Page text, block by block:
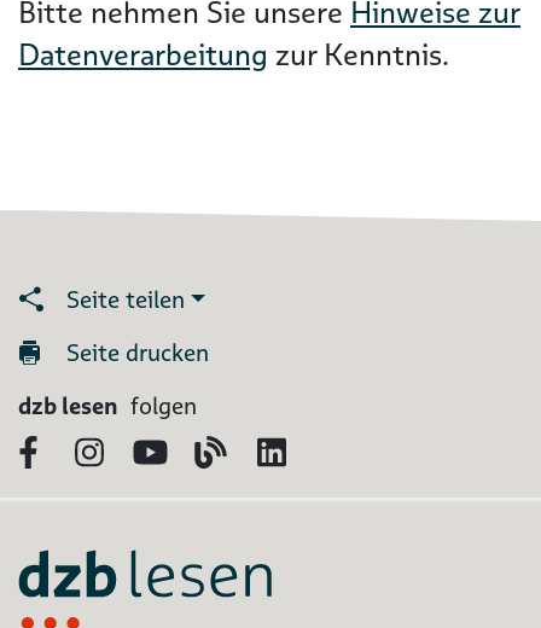
Bitte nehmen Sie unsere Hinweise zur
Datenverarbeitung zur Kenntnis.
Seite teilen
Seite drucken
dzb lesen folgen
FacebookInstagram
YouTubeBlog